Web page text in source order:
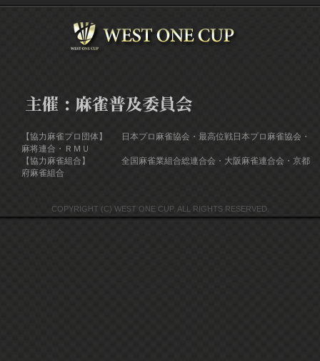
【協力麻雀プロ団体】
日本プロ麻雀協会・最高位戦日本プロ麻雀協会・
麻将連合・ＲＭＵ
【協力麻雀組合】
全国麻雀業組合総連合会・大阪麻雀連合会・京都
府麻雀組合
COPYRIGHT (C) WEST ONE CUP. ALL RIGHTS RESERVED.